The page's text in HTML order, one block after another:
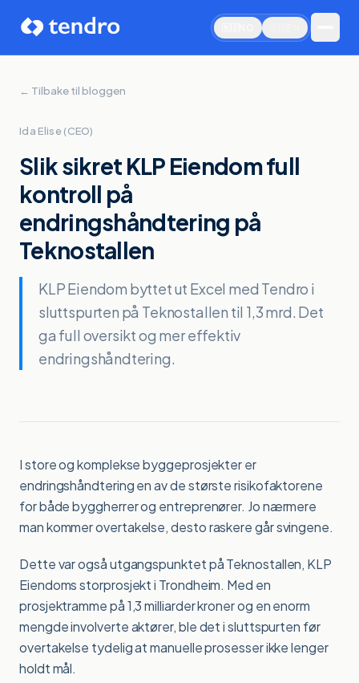
Book demo
← Tilbake til bloggen
Ida Elise (CEO)
Slik sikret KLP Eiendom full
kontroll på
endringshåndtering på
Teknostallen
KLP Eiendom byttet ut Excel med Tendro i
sluttspurten på Teknostallen til 1,3 mrd. Det
ga full oversikt og mer effektiv
endringshåndtering.
I store og komplekse byggeprosjekter er
endringshåndtering en av de største risikofaktorene
for både byggherrer og entreprenører. Jo nærmere
man kommer overtakelse, desto raskere går svingene.
Dette var også utgangspunktet på Teknostallen, KLP
Eiendoms storprosjekt i Trondheim. Med en
prosjektramme på 1,3 milliarder kroner og en enorm
mengde involverte aktører, ble det i sluttspurten før
overtakelse tydelig at manuelle prosesser ikke lenger
holdt mål.